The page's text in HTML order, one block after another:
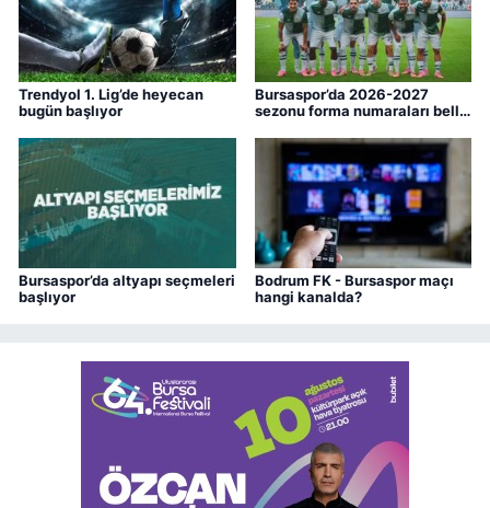
Trendyol 1. Lig’de heyecan
bugün başlıyor
Bursaspor’da 2026-2027
sezonu forma numaraları belli
Bursaspor’da altyapı seçmeleri
başlıyor
Bodrum FK - Bursaspor maçı
hangi kanalda?